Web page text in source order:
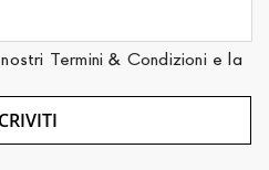
Termini & Condizioni e la